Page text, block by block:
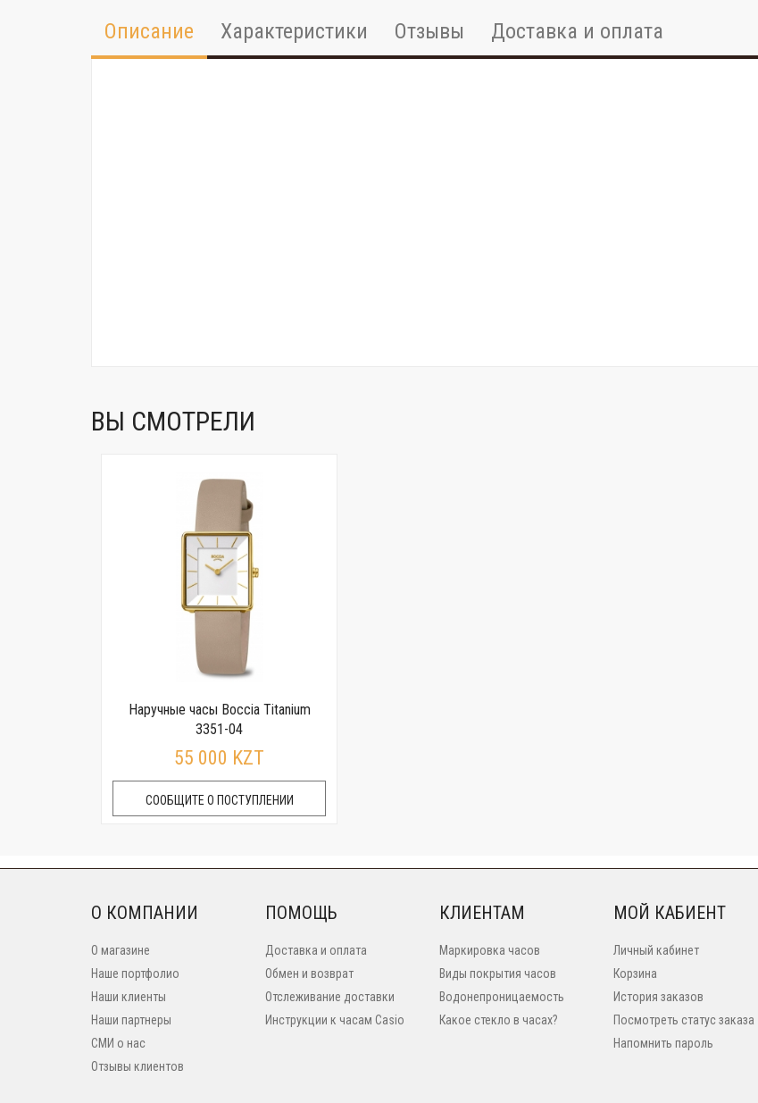
Описание Характеристики Отзывы Доставка и оплата
ВЫ СМОТРЕЛИ
Наручные часы Boccia Titanium
3351-04
55 000 KZT
СООБЩИТЕ О ПОСТУПЛЕНИИ
О КОМПАНИИ
О магазине
Наше портфолио
Наши клиенты
Наши партнеры
СМИ о нас
Отзывы клиентов
ПОМОЩЬ
Доставка и оплата
Обмен и возврат
Отслеживание доставки
Инструкции к часам Casio
КЛИЕНТАМ
Маркировка часов
Виды покрытия часов
Водонепроницаемость
Какое стекло в часах?
МОЙ КАБИЕНТ
Личный кабинет
Корзина
История заказов
Посмотреть статус заказа
Напомнить пароль